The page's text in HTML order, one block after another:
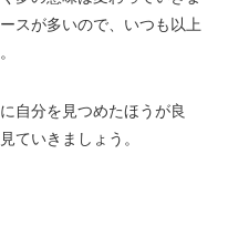
スが多いので、いつも以上
自分を見つめたほうが良
ていきましょう。